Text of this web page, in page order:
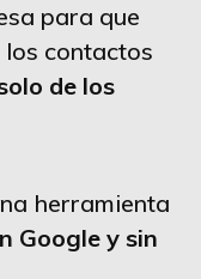
para que
contactos
de los
herramienta
Google y sin